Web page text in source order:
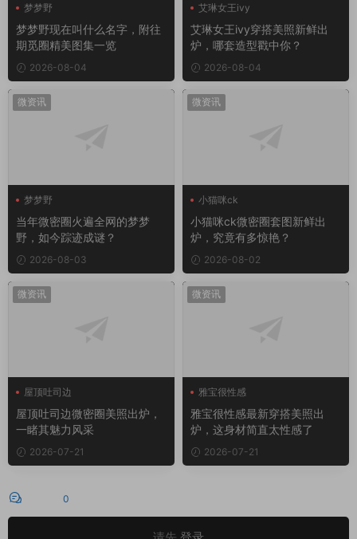
梦梦野
梦梦野现在叫什么名字，附往
期觅圈精美图集一览
2026-08-04
艾琳女王ivy
艾琳女王ivy穿搭美照新鲜出
炉，哪套造型戳中你？
2026-08-04
微资讯
梦梦野
当年微密圈火遍全网的梦梦
野，如今踪迹成谜？
2026-08-03
微资讯
小猫咪ck
小猫咪ck微密圈套图新鲜出
炉，究竟有多惊艳？
2026-08-02
微资讯
屋顶吐司边
屋顶吐司边微密圈
屋顶吐司边微密圈美照出炉，
一睹其魅力风采
2026-07-21
微资讯
雅宝很性感
雅宝很性感最新穿搭美照出
炉，这身材简直太性感了
2026-07-21
0